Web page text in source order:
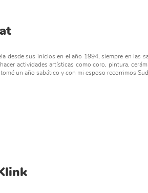
desde sus inicios en el año 1994, siempre en las
actividades artísticas como coro, pintura,
un año sabático y con mi esposo recorrimos